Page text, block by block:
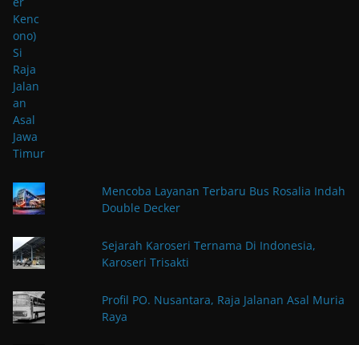
Mencoba Layanan Terbaru Bus Rosalia Indah
Double Decker
Sejarah Karoseri Ternama Di Indonesia,
Karoseri Trisakti
Profil PO. Nusantara, Raja Jalanan Asal Muria
Raya